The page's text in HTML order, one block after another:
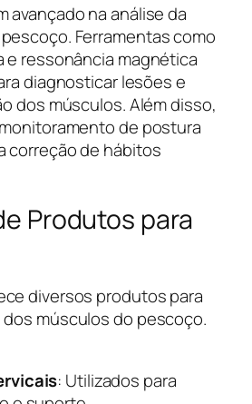
avançado na análise da
Ferramentas como
e ressonância magnética
diagnosticar lesões e
dos músculos. Além disso,
de postura
correção de hábitos
Produtos para
diversos produtos para
músculos do pescoço.
: Utilizados para